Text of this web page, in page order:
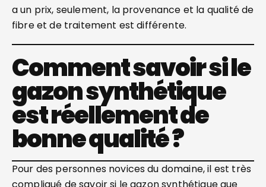
a un prix, seulement, la provenance et la qualité de
fibre et de traitement est différente.
Comment savoir si le
gazon synthétique
est réellement de
bonne qualité ?
Pour des personnes novices du domaine, il est très